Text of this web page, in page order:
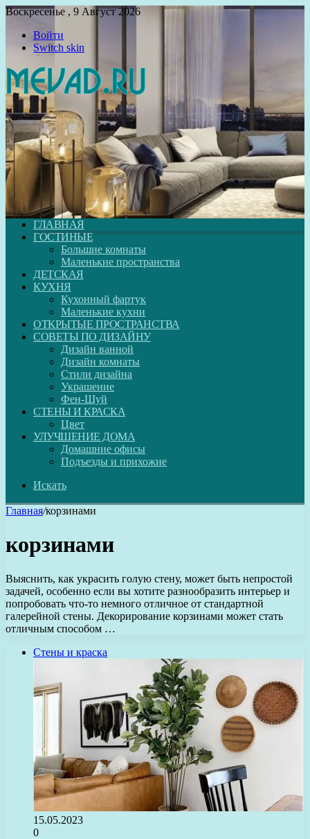
Воскресенье , 9 Август 2026
Войти
Switch skin
ГЛАВНАЯ
ГОСТИНЫЕ
Большие комнаты
Маленькие пространства
ДЕТСКАЯ
КУХНЯ
Кухонный фартук
Маленькие кухни
ОТКРЫТЫЕ ПРОСТРАНСТВА
СОВЕТЫ ПО ДИЗАЙНУ
Дизайн ванной
Дизайн комнаты
Стили дизайна
Украшение
Фен-Шуй
СТЕНЫ И КРАСКА
Цвет
УЛУЧШЕНИЕ ДОМА
Домашние офисы
Подъезды и прихожие
Искать
Главная/корзинами
корзинами
Выяснить, как украсить голую стену, может быть непростой
задачей, особенно если вы хотите разнообразить интерьер и
попробовать что-то немного отличное от стандартной
галерейной стены. Декорирование корзинами может стать
отличным способом …
Стены и краска
15.05.2023
0